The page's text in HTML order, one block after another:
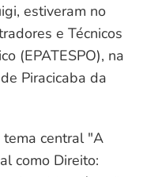
estiveram no
e Técnicos
(EPATESPO), na
Piracicaba da
tema central "A
como Direito: